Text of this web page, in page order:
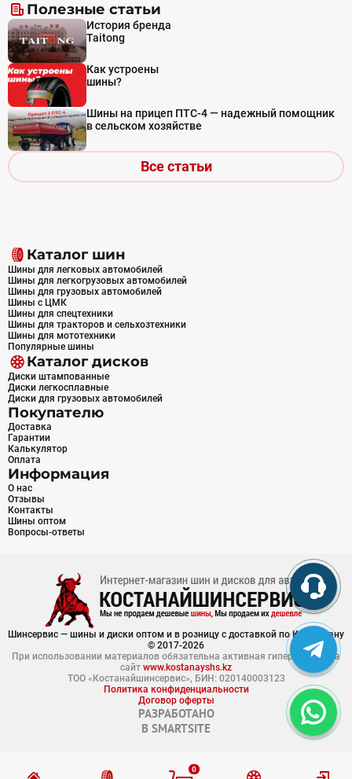
0
Полезные статьи
История бренда
Taitong
Как устроены
шины?
Шины на прицеп ПТС-4 — надежный помощник
в сельском хозяйстве
Все статьи
Каталог шин
Шины для легковых автомобилей
Шины для легкогрузовых автомобилей
Шины для грузовых автомобилей
Шины с ЦМК
Шины для спецтехники
Шины для тракторов и сельхозтехники
Шины для мототехники
Популярные шины
Каталог дисков
Диски штампованные
Диски легкосплавные
Диски для грузовых автомобилей
Покупателю
Доставка
Гарантии
Калькулятор
Оплата
Информация
О нас
Отзывы
Контакты
Шины оптом
Вопросы-ответы
Шинсервис — шины и диски оптом и в розницу с доставкой по Казахстану
© 2017-2026
При использовании материалов обязательна активная гиперссылка на
сайт www.kostanayshs.kz
ТОО «Костанайшинсервис», БИН: 020140003123
Политика конфиденциальности
Договор оферты
РАЗРАБОТАНО
В SMARTSITE